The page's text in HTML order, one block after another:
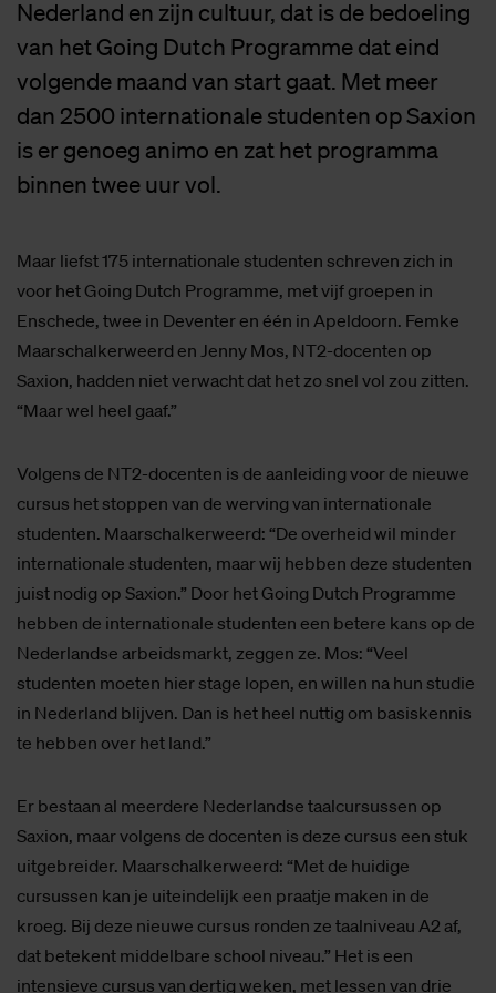
Nederland en zijn cultuur, dat is de bedoeling
van het Going Dutch Programme dat eind
volgende maand van start gaat. Met meer
dan 2500 internationale studenten op Saxion
is er genoeg animo en zat het programma
binnen twee uur vol.
Maar liefst 175 internationale studenten schreven zich in
voor het Going Dutch Programme, met vijf groepen in
Enschede, twee in Deventer en één in Apeldoorn. Femke
Maarschalkerweerd en Jenny Mos, NT2-docenten op
Saxion, hadden niet verwacht dat het zo snel vol zou zitten.
“Maar wel heel gaaf.”
Volgens de NT2-docenten is de aanleiding voor de nieuwe
cursus het stoppen van de werving van internationale
studenten. Maarschalkerweerd: “De overheid wil minder
internationale studenten, maar wij hebben deze studenten
juist nodig op Saxion.” Door het Going Dutch Programme
hebben de internationale studenten een betere kans op de
Nederlandse arbeidsmarkt, zeggen ze. Mos: “Veel
studenten moeten hier stage lopen, en willen na hun studie
in Nederland blijven. Dan is het heel nuttig om basiskennis
te hebben over het land.”
Er bestaan al meerdere Nederlandse taalcursussen op
Saxion, maar volgens de docenten is deze cursus een stuk
uitgebreider. Maarschalkerweerd: “Met de huidige
cursussen kan je uiteindelijk een praatje maken in de
kroeg. Bij deze nieuwe cursus ronden ze taalniveau A2 af,
dat betekent middelbare school niveau.” Het is een
intensieve cursus van dertig weken, met lessen van drie